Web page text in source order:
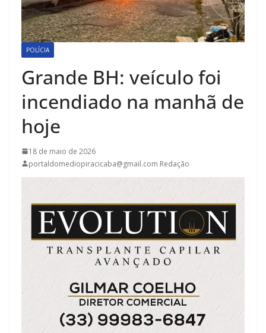
POLÍCIA
Grande BH: veículo foi
incendiado na manhã de
hoje
18 de maio de 2026
portaldomediopiracicaba@gmail.com Redação